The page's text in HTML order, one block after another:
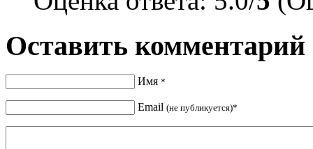
Оставить комментарий
Имя *
Email (не публикуется)*